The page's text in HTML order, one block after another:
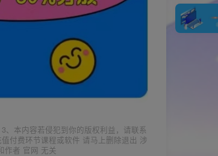
、本内容若侵犯到你的版权利益，请联系
付费环节课程或软件 请马上删除退出 涉
作者 官网 无关